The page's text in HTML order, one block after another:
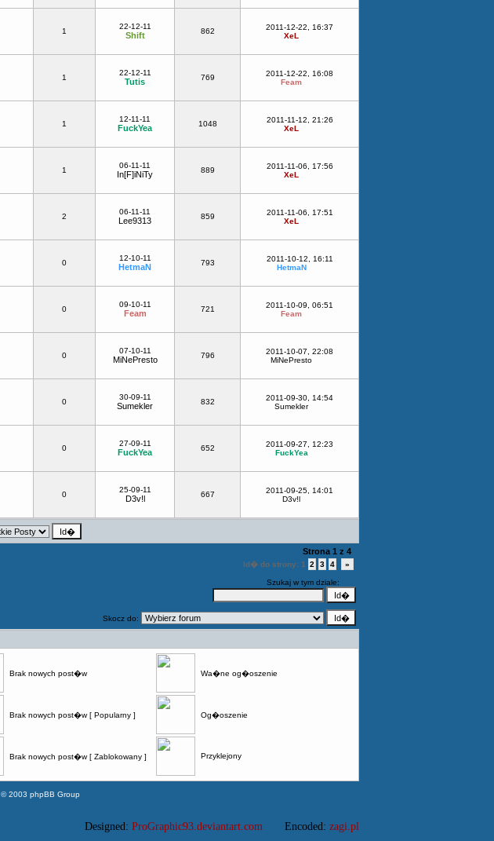
1
22-12-11
Shift 862
2011-12-22, 16:37
XeL
1
22-12-11
Tutis 769
2011-12-22, 16:08
Feam
1
12-11-11
FuckYea 1048
2011-11-12, 21:26
XeL
1
06-11-11
In[F]iNiTy 889
2011-11-06, 17:56
XeL
2
06-11-11
Lee9313 859
2011-11-06, 17:51
XeL
0
12-10-11
HetmaN 793
2011-10-12, 16:11
HetmaN
0
09-10-11
Feam 721
2011-10-09, 06:51
Feam
0
07-10-11
MiNePresto 796
2011-10-07, 22:08
MiNePresto
0
30-09-11
Sumekler 832
2011-09-30, 14:54
Sumekler
0
27-09-11
FuckYea 652
2011-09-27, 12:23
FuckYea
0
25-09-11
D3v!l 667
2011-09-25, 14:01
D3v!l
Strona 1 z 4
Id� do strony: 1 2 3 4 »
Szukaj w tym dziale:
Skocz do:
Brak nowych post�w Wa�ne og�oszenie
Brak nowych post�w [ Popularny ] Og�oszenie
Brak nowych post�w [ Zablokowany ] Przyklejony
© 2003 phpBB Group
Designed: ProGraphic93.deviantart.comEncoded: zagi.pl